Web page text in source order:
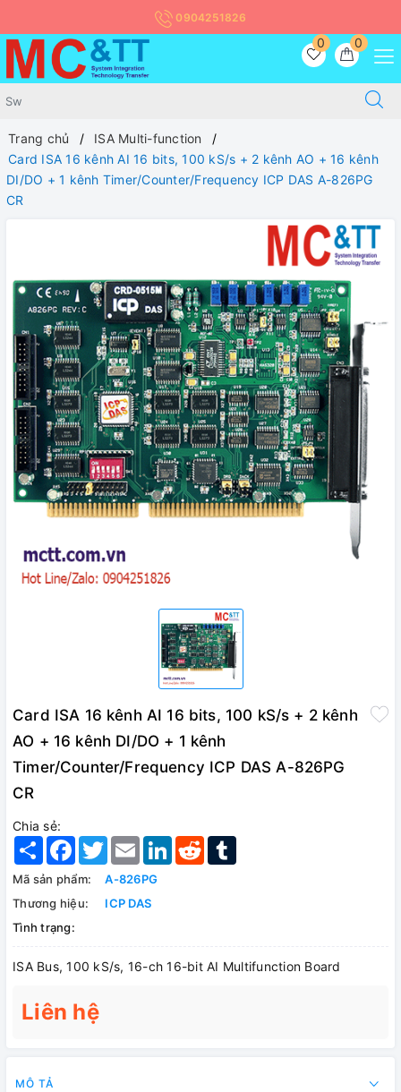
0904251826
0
0
Trang chủ
ISA Multi-function
Card ISA 16 kênh AI 16 bits, 100 kS/s + 2 kênh AO + 16 kênh
DI/DO + 1 kênh Timer/Counter/Frequency ICP DAS A-826PG
CR
Card ISA 16 kênh AI 16 bits, 100 kS/s + 2 kênh
AO + 16 kênh DI/DO + 1 kênh
Timer/Counter/Frequency ICP DAS A-826PG
CR
Chia sẻ:
Share Facebook
TwitterEmail LinkedInReddit
Mã sản phẩm:
A-826PG
Thương hiệu:
ICP DAS
Tình trạng:
ISA Bus, 100 kS/s, 16-ch 16-bit AI Multifunction Board
Liên hệ
MÔ TẢ